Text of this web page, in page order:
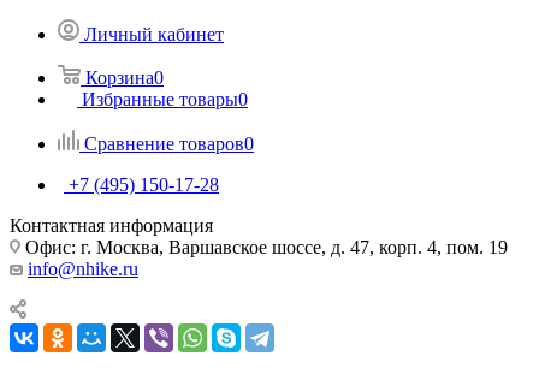
Личный кабинет
Корзина0
Избранные товары0
Сравнение товаров0
+7 (495) 150-17-28
Контактная информация
Офис: г. Москва, Варшавское шоссе, д. 47, корп. 4, пом. 19
info@nhike.ru